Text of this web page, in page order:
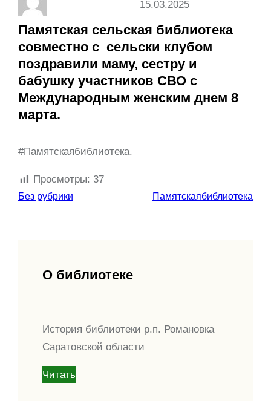
15.03.2025
Памятская сельская библиотека
совместно с сельски клубом
поздравили маму, сестру и
бабушку участников СВО с
Международным женским днем 8
марта.
#Памятскаябиблиотека.
Просмотры: 37
Без рубрики Памятскаябиблиотека
О библиотеке
История библиотеки р.п. Романовка
Саратовской области
Читать